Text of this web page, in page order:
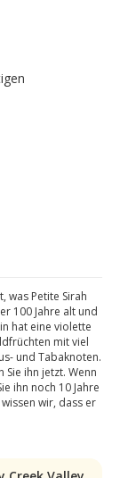
was Petite Sirah
100 Jahre alt und
hat eine violette
mit viel
und Tabaknoten.
ihn jetzt. Wenn
ihn noch 10 Jahre
wir, dass er